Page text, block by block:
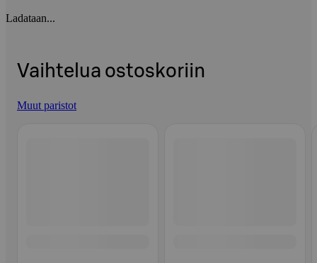
Ladataan...
Vaihtelua ostoskoriin
Muut paristot